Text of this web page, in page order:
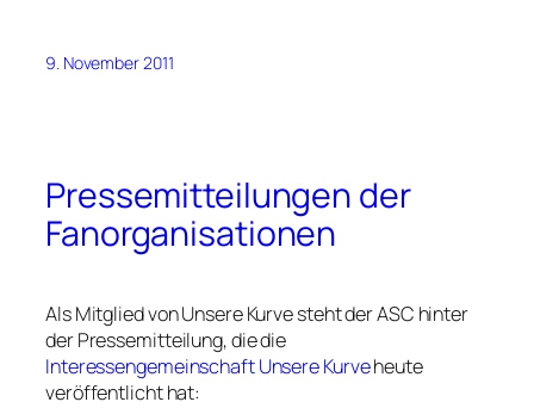
9. November 2011
Pressemitteilungen der
Fanorganisationen
Als Mitglied von Unsere Kurve steht der ASC hinter
der Pressemitteilung, die die
Interessengemeinschaft Unsere Kurveheute
veröffentlicht hat: